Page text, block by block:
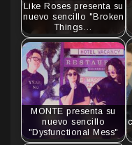
Like Roses presenta su
nuevo sencillo "Broken
Things…
MONTE presenta su
nuevo sencillo
"Dysfunctional Mess"